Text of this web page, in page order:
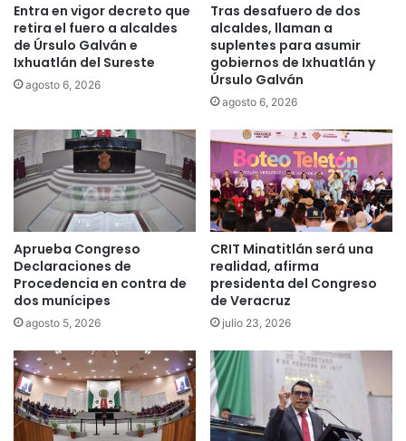
Entra en vigor decreto que
retira el fuero a alcaldes
de Úrsulo Galván e
Ixhuatlán del Sureste
agosto 6, 2026
Tras desafuero de dos
alcaldes, llaman a
suplentes para asumir
gobiernos de Ixhuatlán y
Úrsulo Galván
agosto 6, 2026
Aprueba Congreso
Declaraciones de
Procedencia en contra de
dos munícipes
agosto 5, 2026
CRIT Minatitlán será una
realidad, afirma
presidenta del Congreso
de Veracruz
julio 23, 2026